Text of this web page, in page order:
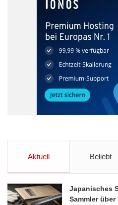
http://www.presseportal.de/pm/
interview-mit-julius-baer-
den-rettungsfonds-ein/api
Geldanlage
Verbrauchertipps
Aktuell Beliebt
Japanisches
Sammler